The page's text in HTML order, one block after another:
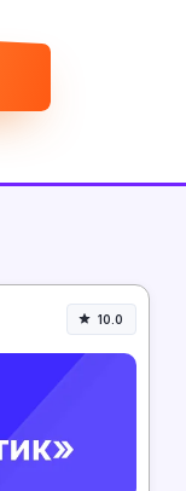
10.0